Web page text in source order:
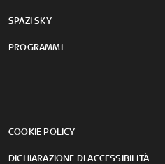
SPAZI SKY
PROGRAMMI
COOKIE POLICY
DICHIARAZIONE DI ACCESSIBILITÀ